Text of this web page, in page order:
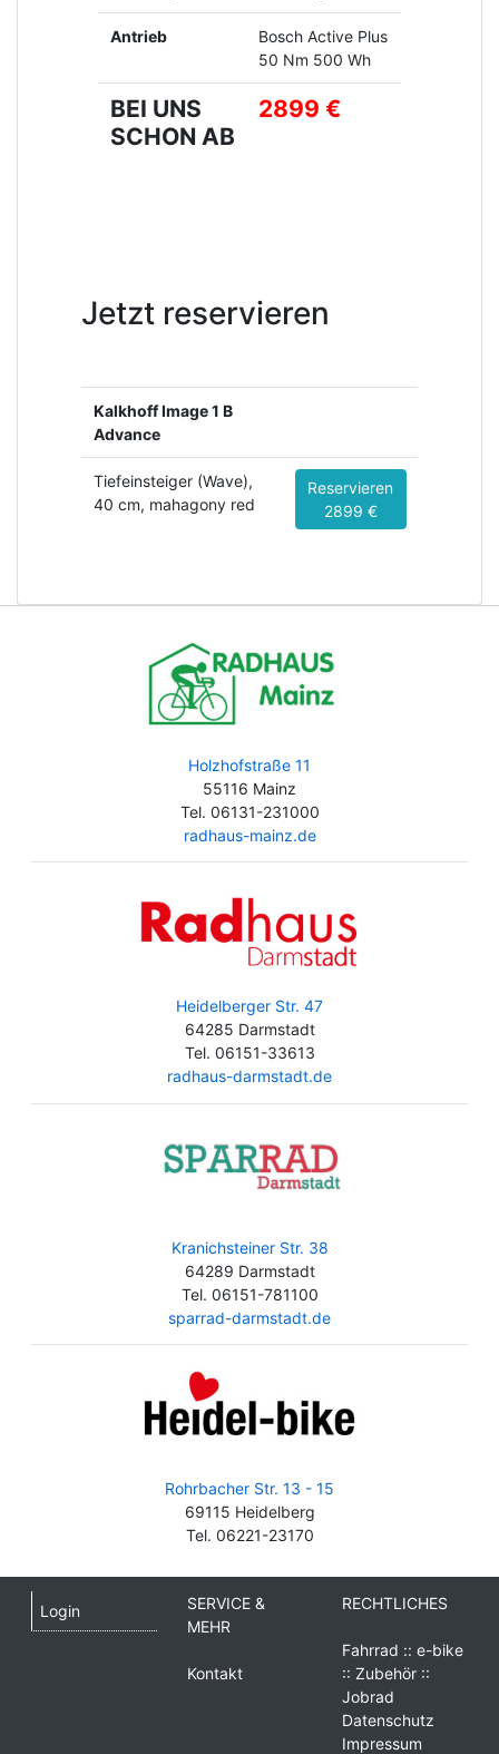
Antrieb
Bosch Active Plus
50 Nm 500 Wh
BEI UNS
SCHON AB
2899 €
Jetzt reservieren
Kalkhoff Image 1 B
Advance
Tiefeinsteiger (Wave),
40 cm, mahagony red
Reservieren
2899 €
Holzhofstraße 11
55116 Mainz
Tel. 06131-231000
radhaus-mainz.de
Heidelberger Str. 47
64285 Darmstadt
Tel. 06151-33613
radhaus-darmstadt.de
Kranichsteiner Str. 38
64289 Darmstadt
Tel. 06151-781100
sparrad-darmstadt.de
Rohrbacher Str. 13 - 15
69115 Heidelberg
Tel. 06221-23170
Login
SERVICE &
MEHR
Kontakt
RECHTLICHES
Fahrrad :: e-bike
:: Zubehör ::
Jobrad
Datenschutz
Impressum